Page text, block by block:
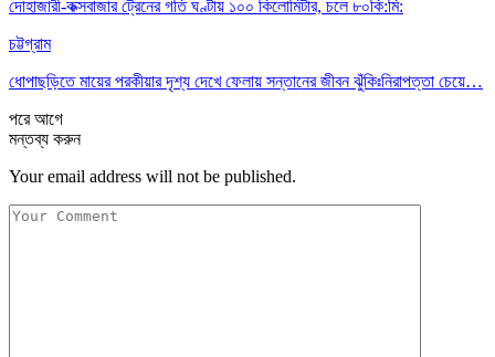
দোহাজারী-কক্সবাজার ট্রেনের গতি ঘণ্টায় ১০০ কিলোমিটার, চলে ৮০কি:মি:
চট্টগ্রাম
ধোপাছড়িতে মায়ের পরকীয়ার দৃশ্য দেখে ফেলায় সন্তানের জীবন ঝুঁকিঃনিরাপত্তা চেয়ে…
পরেআগে
মন্তব্য করুন
Your email address will not be published.